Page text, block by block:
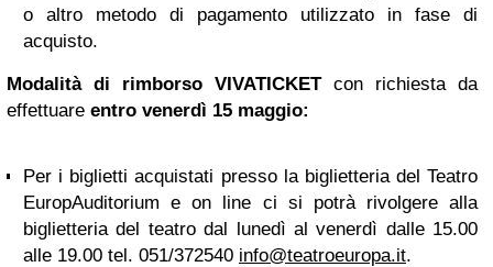
o altro metodo di pagamento utilizzato in fase di
acquisto.
Modalità di rimborso VIVATICKETcon richiesta da
effettuare entro venerdì 15 maggio:
Per i biglietti acquistati presso la biglietteria del Teatro
EuropAuditorium e on line ci si potrà rivolgere alla
biglietteria del teatro dal lunedì al venerdì dalle 15.00
alle 19.00 tel. 051/372540 info@teatroeuropa.it.